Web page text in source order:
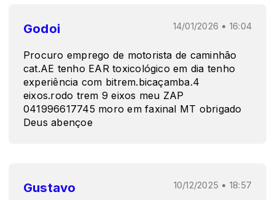
Godoi 14/01/2026 • 16:04
Procuro emprego de motorista de caminhão
cat.AE tenho EAR toxicológico em dia tenho
experiência com bitrem.bicaçamba.4
eixos.rodo trem 9 eixos meu ZAP
041996617745 moro em faxinal MT obrigado
Deus abençoe
Gustavo 10/12/2025 • 18:57